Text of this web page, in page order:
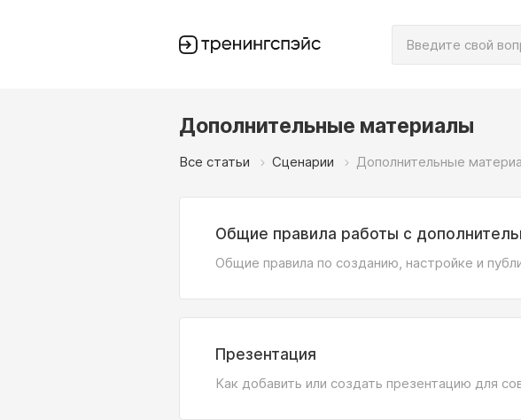
Дополнительные материалы
Все статьи Сценарии Дополнительные
Общие правила работы с
Общие правила по созданию, настройке и
Презентация
Как добавить или создать презентацию для